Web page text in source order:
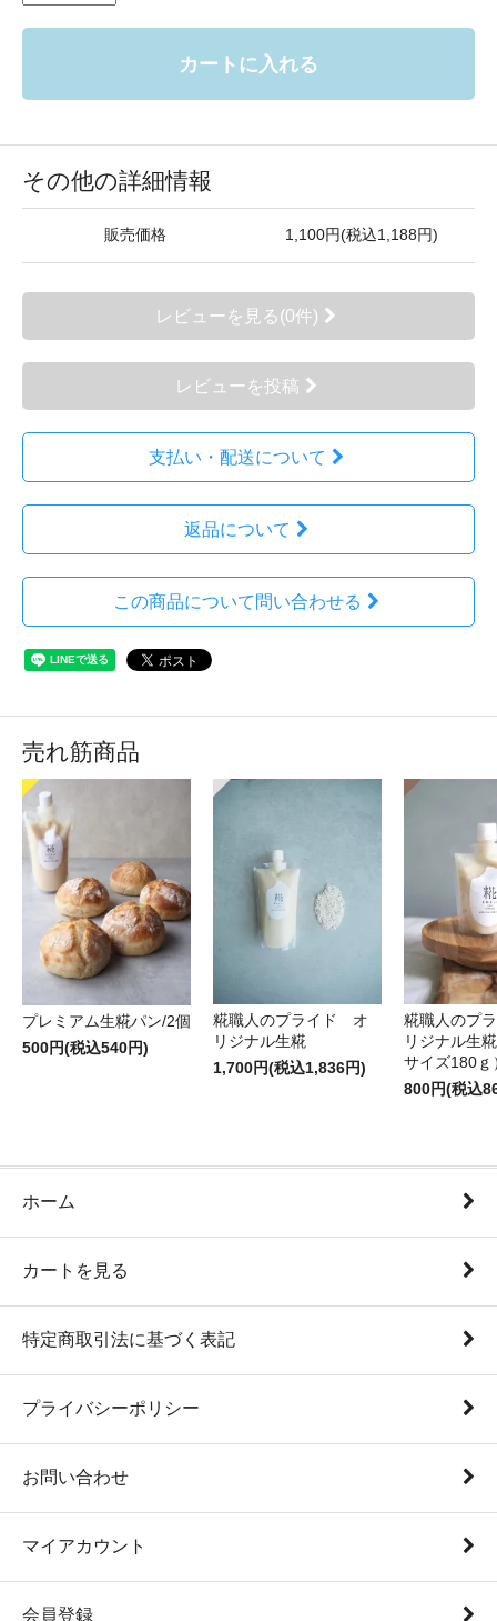
カートに入れる
その他の詳細情報
販売価格 1,100円(税込1,188円)
レビューを見る(0件)
レビューを投稿
支払い・配送について
返品について
この商品について問い合わせる
売れ筋商品
プレミアム生糀パン/2個
500円(税込540円)
糀職人のプライド オ
リジナル生糀
1,700円(税込1,836円)
糀職人のプ
リジナル生
サイズ180ｇ
800円(税込
ホーム
カートを見る
特定商取引法に基づく表記
プライバシーポリシー
お問い合わせ
マイアカウント
会員登録